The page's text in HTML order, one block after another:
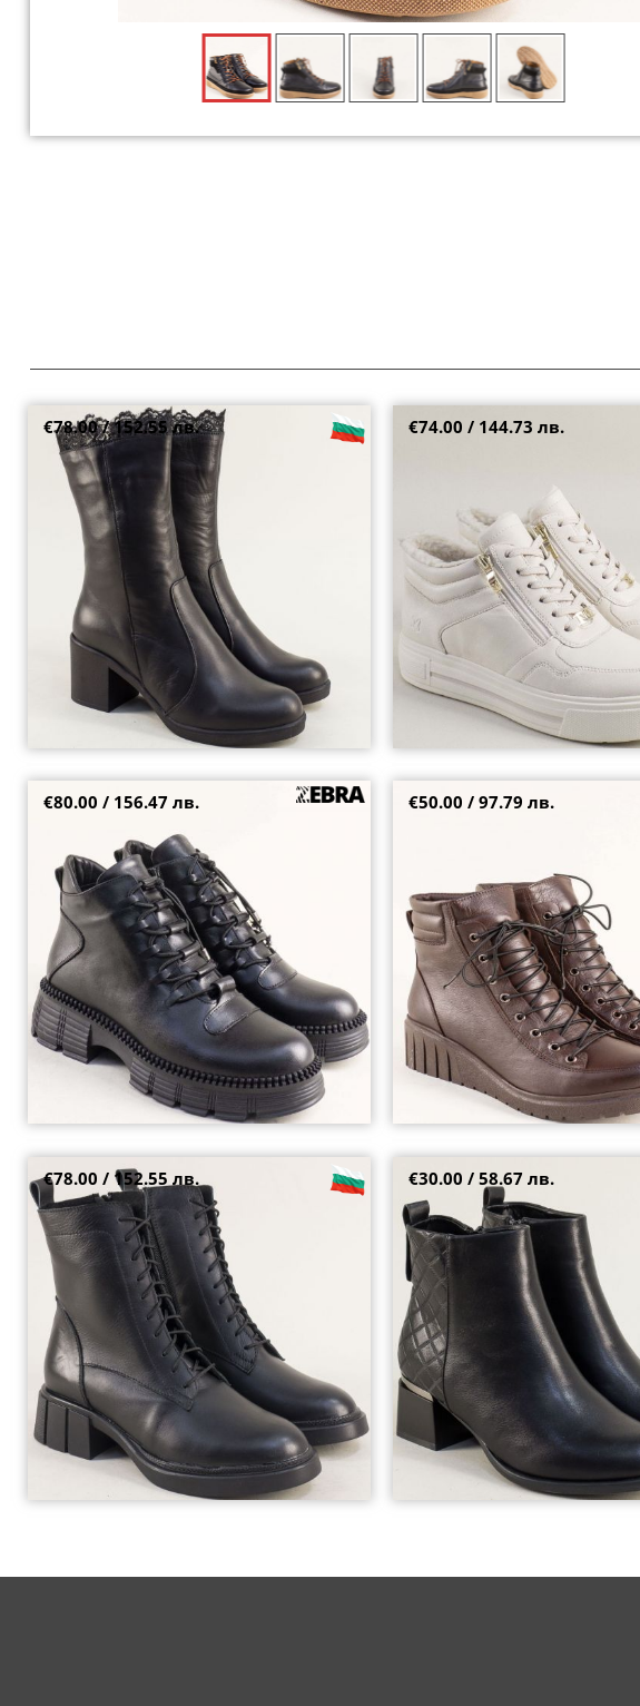
Кожени дамски боти в черно с ефектна
дантела на ток b1851ach
39
€78.00 / 152.55 лв.
CAPRICE спортни дамски боти в
€74.00 / 144.73 лв.
Дамски спортни боти в връзки и цип в черна
40
€80.00 / 156.47 лв.
Кафяви дамски боти на
€50.00 / 97.79 лв.
Дамски боти с нисък ток и фина връзка
372samina3ch
39 40
€78.00 / 152.55 лв.
Изчистени черни дамски боти
цип 5129ch
40
€30.00 / 58.67 лв.